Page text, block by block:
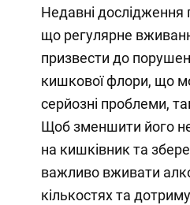
Недавні
що регулярне
призвести до
кишкової флори, що
серйозні проблеми,
Щоб зменшити його
на кишківник та
важливо вживати
кількостях та